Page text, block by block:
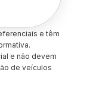
e têm
e não devem
de veículos